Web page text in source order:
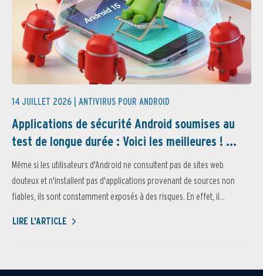
14 JUILLET 2026 | ANTIVIRUS POUR ANDROID
Applications de sécurité Android soumises au
test de longue durée : Voici les meilleures ! ...
Même si les utilisateurs d'Android ne consultent pas de sites web
douteux et n'installent pas d'applications provenant de sources non
fiables, ils sont constamment exposés à des risques. En effet, il...
LIRE L'ARTICLE